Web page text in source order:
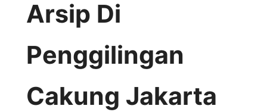
Arsip Di
Penggilingan
Cakung Jakarta